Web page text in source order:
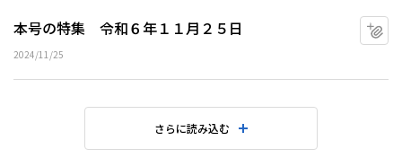
本号の特集 令和６年１１月２５日
2024/11/25
さらに読み込む